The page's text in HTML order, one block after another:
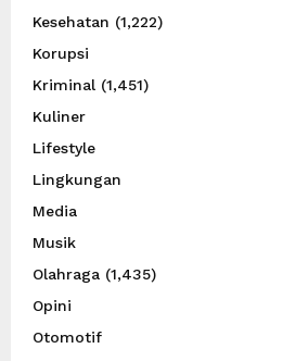
Kesehatan (1,222)
Korupsi
Kriminal (1,451)
Kuliner
Lifestyle
Lingkungan
Media
Musik
Olahraga (1,435)
Opini
Otomotif